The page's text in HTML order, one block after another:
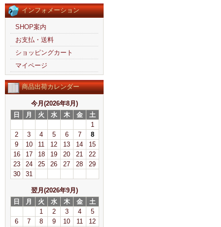
インフォメーション
SHOP案内
お支払・送料
ショッピングカート
マイページ
商品出荷カレンダー
今月(2026年8月)
日
月 火 水 木 金
土
1
2
3 4 5 6 7
8
9
10 11 12 13 14
15
16
17 18 19 20 21
22
23
24 25 26 27 28
29
30
31
翌月(2026年9月)
日
月 火 水 木 金
土
1
2 3 4
5
6
7 8 9 10 11
12